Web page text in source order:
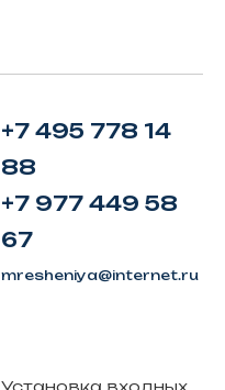
+7 495 778 14
88
+7 977 449 58
67
mresheniya@internet.ru
Установка входных